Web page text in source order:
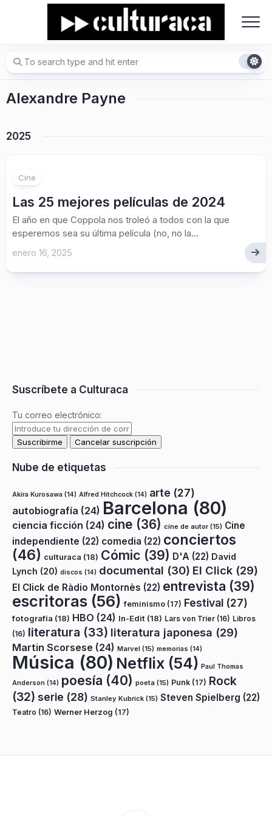
Alexandre Payne
2025
Cine
Las 25 mejores películas de 2024
El año en que Coppola nos troleó a todos con la que
esperemos sea su última película (no, no la...
enero 16, 2025
Suscríbete a Culturaca
Tu correo electrónico:
Nube de etiquetas
Akira Kurosawa (14) Alfred Hitchcock (14) arte (27)
autobiografía (24) Barcelona (80)
ciencia ficción (24) cine (36) cine de autor(15) Cine
independiente (22) comedia (22) conciertos
(46) culturaca (18) Cómic (39) D'A (22) David
Lynch (20) discos (14) documental (30) El Click (29)
El Click de Ràdio Montornès (22) entrevista (39)
escritoras (56) feminismo (17) Festival (27)
fotografía (18) HBO (24) In-Edit (18) Lars von Trier (16) Libros
(16) literatura (33) literatura japonesa (29)
Martin Scorsese (24) Marvel (15) memorias (14)
Música (80) Netflix (54) Paul Thomas
Anderson (14) poesía (40) poeta (15) Punk (17) Rock
(32) serie (28) Stanley Kubrick (15) Steven Spielberg (22)
Teatro (16) Werner Herzog (17)